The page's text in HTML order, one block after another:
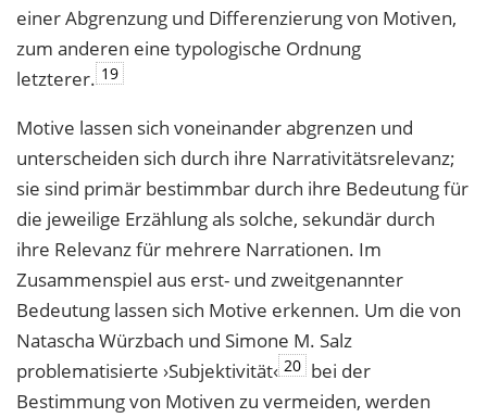
einer Abgrenzung und Differenzierung von Motiven,
zum anderen eine typologische Ordnung
letzterer. 19
Motive lassen sich voneinander abgrenzen und
unterscheiden sich durch ihre Narrativitätsrelevanz;
sie sind primär bestimmbar durch ihre Bedeutung für
die jeweilige Erzählung als solche, sekundär durch
ihre Relevanz für mehrere Narrationen. Im
Zusammenspiel aus erst- und zweitgenannter
Bedeutung lassen sich Motive erkennen. Um die von
Natascha Würzbach und Simone M. Salz
problematisierte ›Subjektivität‹ 20 bei der
Bestimmung von Motiven zu vermeiden, werden